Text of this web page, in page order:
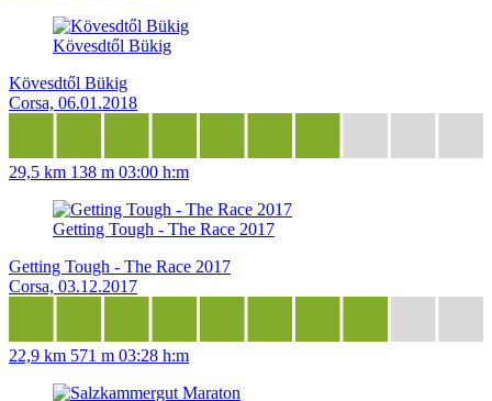
Kövesdtől Bükig
Kövesdtől Bükig
Corsa, 06.01.2018
29,5 km 138 m 03:00 h:m
Getting Tough - The Race 2017
Getting Tough - The Race 2017
Corsa, 03.12.2017
22,9 km 571 m 03:28 h:m